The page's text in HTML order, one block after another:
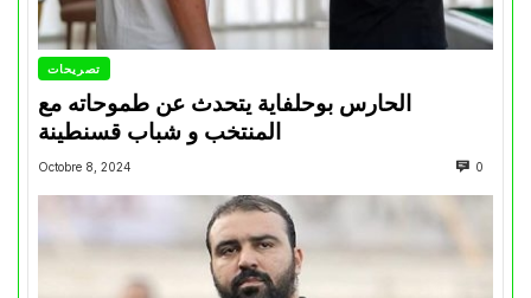
تصريحات
الحارس بوحلفاية يتحدث عن طموحاته مع
المنتخب و شباب قسنطينة
Octobre 8, 2024 0